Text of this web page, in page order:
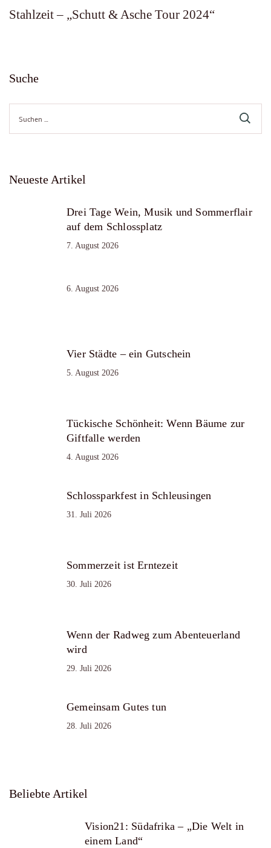
Stahlzeit – „Schutt & Asche Tour 2024“
Suche
nach:
Neueste Artikel
Drei Tage Wein, Musik und Sommerflair
auf dem Schlossplatz
7. August 2026
6. August 2026
Vier Städte – ein Gutschein
5. August 2026
Tückische Schönheit: Wenn Bäume zur
Giftfalle werden
4. August 2026
Schlossparkfest in Schleusingen
31. Juli 2026
Sommerzeit ist Erntezeit
30. Juli 2026
Wenn der Radweg zum Abenteuerland
wird
29. Juli 2026
Gemeinsam Gutes tun
28. Juli 2026
Beliebte Artikel
Vision21: Südafrika – „Die Welt in
einem Land“